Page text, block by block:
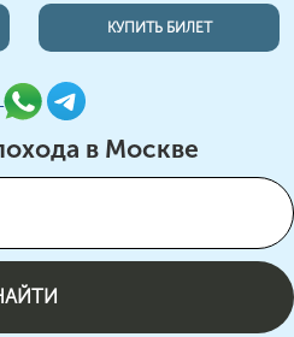
КУПИТЬ БИЛЕТ
в Москве